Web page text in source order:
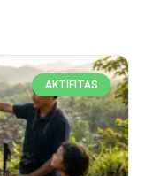
AKTIFITAS